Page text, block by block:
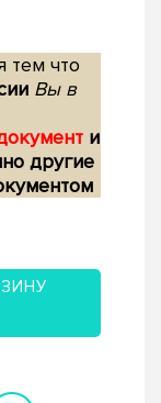
тем что
Вы в
и
другие